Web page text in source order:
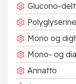
Glucono-
Mono og
Mono- og
Annatto